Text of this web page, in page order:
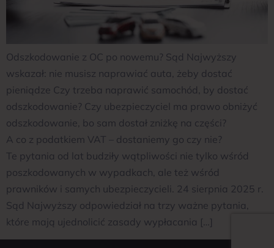
Odszkodowanie z OC po nowemu? Sąd Najwyższy
wskazał: nie musisz naprawiać auta, żeby dostać
pieniądze Czy trzeba naprawić samochód, by dostać
odszkodowanie? Czy ubezpieczyciel ma prawo obniżyć
odszkodowanie, bo sam dostał zniżkę na części?
A co z podatkiem VAT – dostaniemy go czy nie?
Te pytania od lat budziły wątpliwości nie tylko wśród
poszkodowanych w wypadkach, ale też wśród
prawników i samych ubezpieczycieli. 24 sierpnia 2025 r.
Sąd Najwyższy odpowiedział na trzy ważne pytania,
które mają ujednolicić zasady wypłacania […]